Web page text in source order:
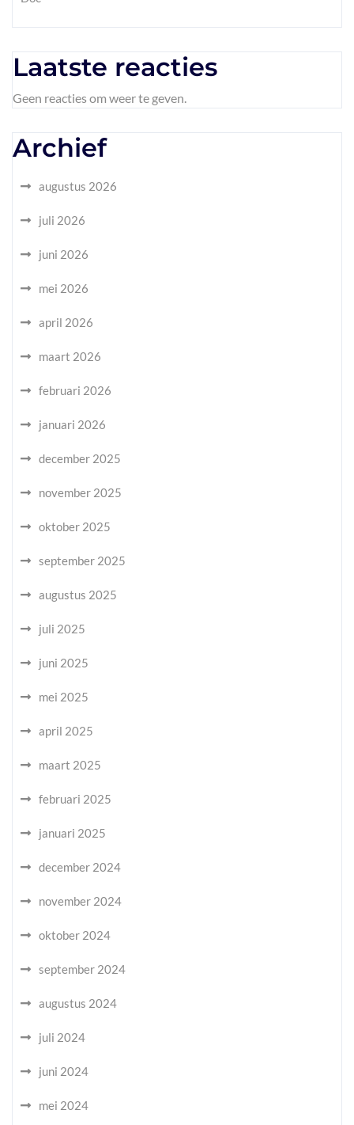
Laatste reacties
Geen reacties om weer te geven.
Archief
augustus 2026
juli 2026
juni 2026
mei 2026
april 2026
maart 2026
februari 2026
januari 2026
december 2025
november 2025
oktober 2025
september 2025
augustus 2025
juli 2025
juni 2025
mei 2025
april 2025
maart 2025
februari 2025
januari 2025
december 2024
november 2024
oktober 2024
september 2024
augustus 2024
juli 2024
juni 2024
mei 2024